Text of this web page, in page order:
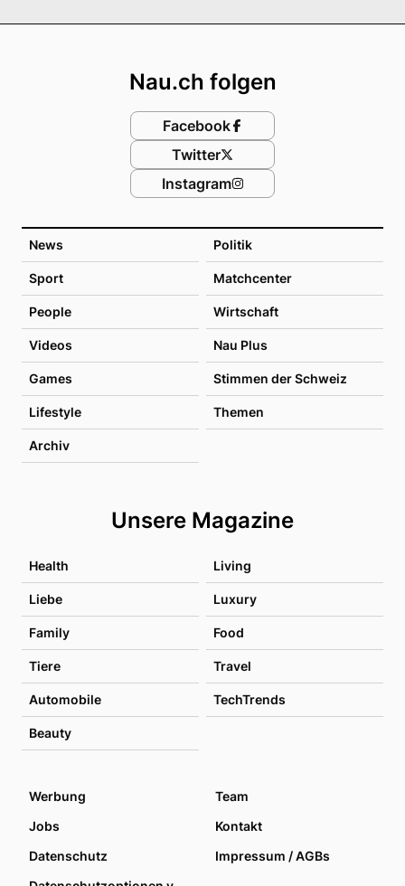
News Politik
Sport Matchcenter
People Wirtschaft
Videos Nau Plus
Games Stimmen der Schweiz
Lifestyle Themen
Archiv
Unsere Magazine
Health Living
Liebe Luxury
Family Food
Tiere Travel
Automobile TechTrends
Beauty
Nau.ch folgen
Facebook
Twitter
Instagram
Werbung
Team
Jobs
Kontakt
Datenschutz
Impressum / AGBs